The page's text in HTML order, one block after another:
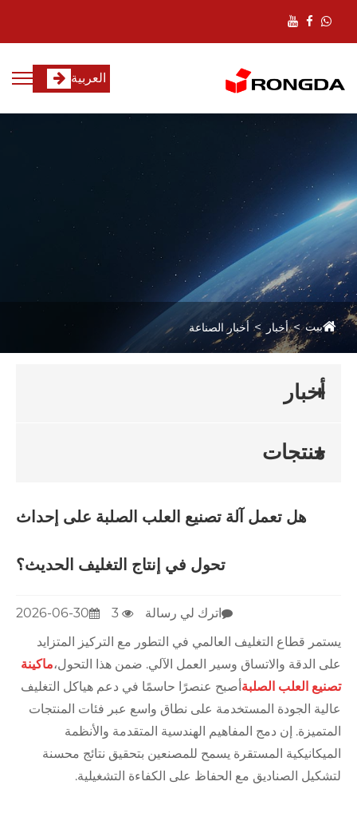
العربية
بيت أخبار أخبار الصناعة
أخبار
منتجات
هل تعمل آلة تصنيع العلب الصلبة على إحداث
تحول في إنتاج التغليف الحديث؟
2026-06-30
اترك لي رسالة
يستمر قطاع التغليف العالمي في التطور مع التركيز المتزايد
على الدقة والاتساق وسير العمل الآلي. ضمن هذا التحول،ماكينة
تصنيع العلب الصلبة أصبح عنصرًا حاسمًا في دعم هياكل التغليف
عالية الجودة المستخدمة على نطاق واسع عبر فئات المنتجات
المتميزة. إن دمج المفاهيم الهندسية المتقدمة والأنظمة
الميكانيكية المستقرة يسمح للمصنعين بتحقيق نتائج محسنة
لتشكيل الصناديق مع الحفاظ على الكفاءة التشغيلية.